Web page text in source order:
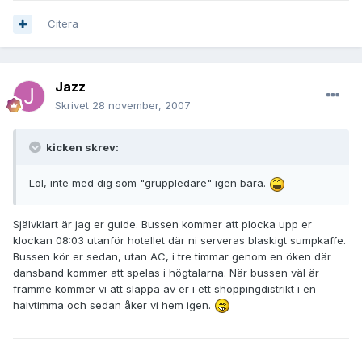
Citera
Jazz
Skrivet 28 november, 2007
kicken skrev:
Lol, inte med dig som "gruppledare" igen bara.
Självklart är jag er guide. Bussen kommer att plocka upp er
klockan 08:03 utanför hotellet där ni serveras blaskigt sumpkaffe.
Bussen kör er sedan, utan AC, i tre timmar genom en öken där
dansband kommer att spelas i högtalarna. När bussen väl är
framme kommer vi att släppa av er i ett shoppingdistrikt i en
halvtimma och sedan åker vi hem igen.